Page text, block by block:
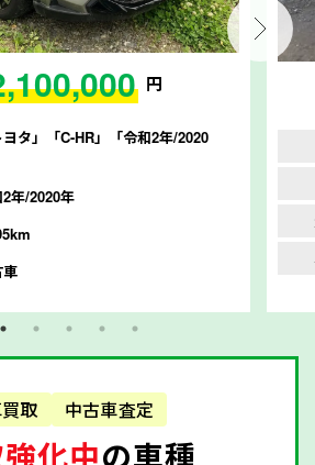
円
ヨタ」「C-HR」「令和2年/2020
年/2020年
車
取 中古車査定
化中の車種